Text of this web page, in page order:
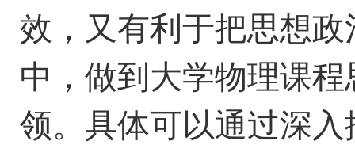
效，又有利于把思想
中，做到大学物理课
领。具体可以通过深